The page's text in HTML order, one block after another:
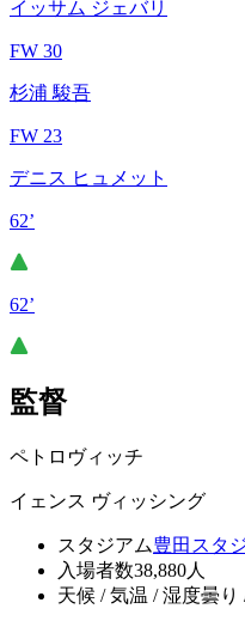
イッサム ジェバリ
FW 30
杉浦 駿吾
FW 23
デニス ヒュメット
62’
62’
監督
ペトロヴィッチ
イェンス ヴィッシング
スタジアム豊田スタ
入場者数38,880人
天候 / 気温 / 湿度曇り